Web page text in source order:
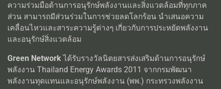
ความร่วมมือด้านการอนุรักษ์พลังงานและสิ่งแวดล้อมที่ทุกภาค
ส่วน สามารถมีส่วนร่วมในการช่วยลดโลกร้อน นำเสนอความ
เคลื่อนไหวและสาระความรู้ต่างๆ เกี่ยวกับการประหยัดพลังงาน
และอนุรักษ์สิ่งแวดล้อม
Green Networkได้รับรางวัลนิตยสารส่งเสริมด้านการอนุรักษ์
พลังงาน Thailand Energy Awards 2011 จากกรมพัฒนา
พลังงานทุดแทนและอนุรักษ์พลังงาน (พพ.) กระทรวงพลังงาน